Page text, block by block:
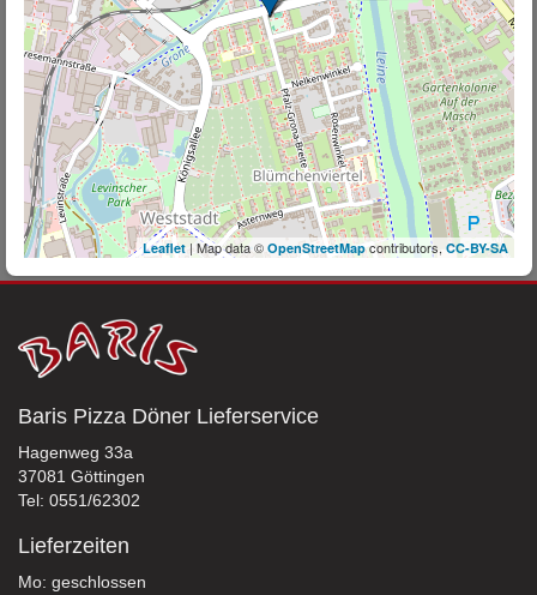
Leaflet| Map data © OpenStreetMapcontributors, CC-BY-SA
Baris Pizza Döner Lieferservice
Hagenweg 33a
37081 Göttingen
Tel: 0551/62302
Lieferzeiten
Mo: geschlossen